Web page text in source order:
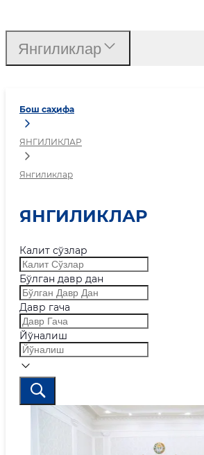
Бош саҳифа
ЯНГИЛИКЛАР
Янгиликлар
ЯНГИЛИКЛАР
Калит сўзлар
Бўлган давр дан
Давр гача
Йўналиш
Янгиликлар